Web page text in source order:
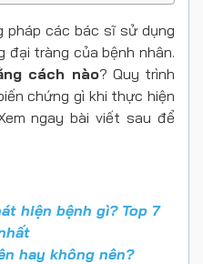
pháp các bác sĩ sử dụng
đại tràng của bệnh nhân.
cách nào? Quy trình
chứng gì khi thực hiện
ngay bài viết sau để
hiện bệnh gì? Top 7
hay không nên?